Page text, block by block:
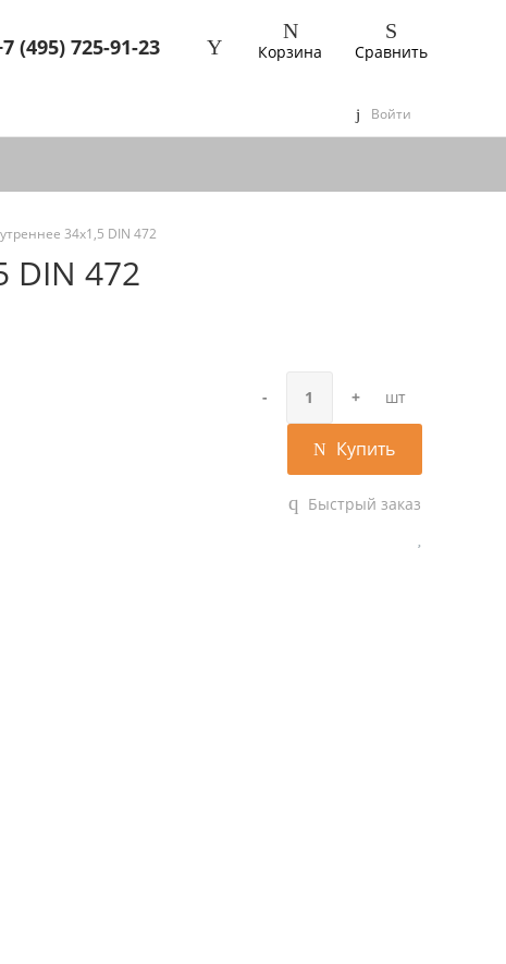
(495) 725-91-23 Корзина Сравнить
Войти
34х1,5 DIN 472
DIN 472
- + шт
Купить
Быстрый заказ